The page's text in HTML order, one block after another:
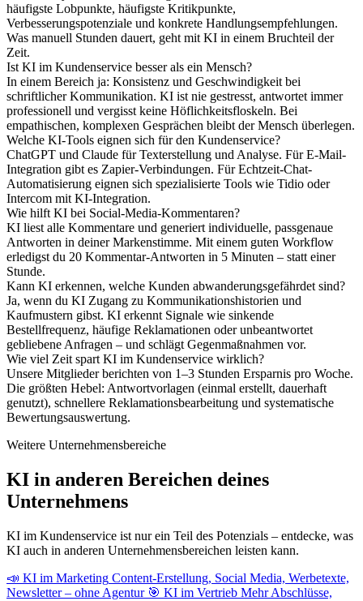
häufigste Lobpunkte, häufigste Kritikpunkte,
Verbesserungspotenziale und konkrete Handlungsempfehlungen.
Was manuell Stunden dauert, geht mit KI in einem Bruchteil der
Zeit.
Ist KI im Kundenservice besser als ein Mensch?
In einem Bereich ja: Konsistenz und Geschwindigkeit bei
schriftlicher Kommunikation. KI ist nie gestresst, antwortet immer
professionell und vergisst keine Höflichkeitsfloskeln. Bei
empathischen, komplexen Gesprächen bleibt der Mensch überlegen.
Welche KI-Tools eignen sich für den Kundenservice?
ChatGPT und Claude für Texterstellung und Analyse. Für E-Mail-
Integration gibt es Zapier-Verbindungen. Für Echtzeit-Chat-
Automatisierung eignen sich spezialisierte Tools wie Tidio oder
Intercom mit KI-Integration.
Wie hilft KI bei Social-Media-Kommentaren?
KI liest alle Kommentare und generiert individuelle, passgenaue
Antworten in deiner Markenstimme. Mit einem guten Workflow
erledigst du 20 Kommentar-Antworten in 5 Minuten – statt einer
Stunde.
Kann KI erkennen, welche Kunden abwanderungsgefährdet sind?
Ja, wenn du KI Zugang zu Kommunikationshistorien und
Kaufmustern gibst. KI erkennt Signale wie sinkende
Bestellfrequenz, häufige Reklamationen oder unbeantwortet
gebliebene Anfragen – und schlägt Gegenmaßnahmen vor.
Wie viel Zeit spart KI im Kundenservice wirklich?
Unsere Mitglieder berichten von 1–3 Stunden Ersparnis pro Woche.
Die größten Hebel: Antwortvorlagen (einmal erstellt, dauerhaft
genutzt), schnellere Reklamationsbearbeitung und systematische
Bewertungsauswertung.
Weitere Unternehmensbereiche
KI in anderen Bereichen deines
Unternehmens
KI im Kundenservice ist nur ein Teil des Potenzials – entdecke, was
KI auch in anderen Unternehmensbereichen leisten kann.
📣 KI im Marketing Content-Erstellung, Social Media, Werbetexte,
Newsletter – ohne Agentur 🎯 KI im Vertrieb Mehr Abschlüsse,